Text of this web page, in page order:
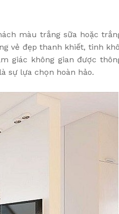
màu trắng sữa hoặc
vẻ đẹp thanh khiết, tinh
giác không gian được
sự lựa chọn hoàn hảo.